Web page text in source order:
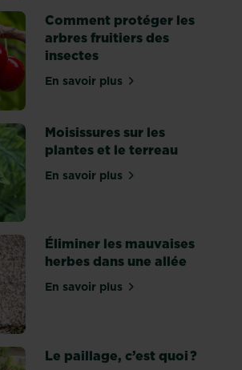
Comment protéger les
arbres fruitiers des
insectes
En savoir plussur Comment protéger
Moisissures sur les
plantes et le terreau
En savoir plussur Moisissures sur les
Éliminer les mauvaises
herbes dans une allée
En savoir plussur Éliminer les
Le paillage, c’est quoi ?